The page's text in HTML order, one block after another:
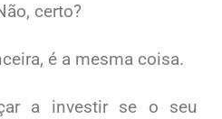
certo?
é a mesma coisa.
a investir se o seu